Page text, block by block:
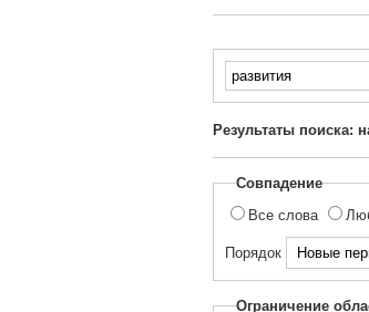
Введите
текст
поиска...
Результаты поиска:
Совпадение
Все слова
Порядок
Ограничение